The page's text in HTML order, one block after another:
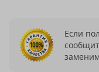
Если